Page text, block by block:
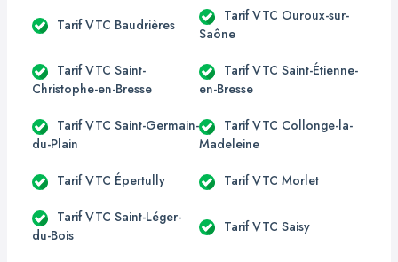
Tarif VTC Baudrières
Tarif VTC Ouroux-sur-
Saône
Tarif VTC Saint-
Christophe-en-Bresse
Tarif VTC Saint-Étienne-
en-Bresse
Tarif VTC Saint-Germain-
du-Plain
Tarif VTC Collonge-la-
Madeleine
Tarif VTC Épertully Tarif VTC Morlet
Tarif VTC Saint-Léger-
du-Bois
Tarif VTC Saisy